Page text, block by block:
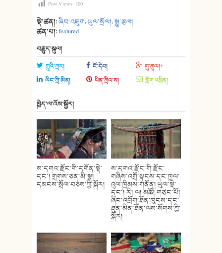
Post Views: 300
སྡེ་ཚན།:ཞིབ་འཇུག,ཡུལ་སྲོལ།,སྒྱུ་རྩལ།
ཚན་པ།:featured
བརྒྱུད་སྐུལ།
ཀྲུའི་ཀྲར། ངོ་དེབ།
གུ་ཀུལ།+
ལིང་ཀྲི་ཨིན།
པིན་ཀྲིའ་ས། གློག་འཕྲིན།
ཁྱེད་ལ་འོས་སྦྱོར།
ས་དགའ་རྫོང་གི་དགོན་སྡེ་
དང་། གྲགས་ཅན་མི་སྣ།
དམངས་སྲོལ་བཅས་ཀྱི་སྐོར།
ས་དགའ་རྫོང་གི་རྫོང་
གཞིས་འགྲོ་སྟངས་དང་ཁྲལ་
འུལ་ཁྲིམས་གནོན། ཡུལ་སྡེ་
དང་། རི། ལ། མཚོ། གཙང་པོ།
ཞིང་འབྲོག་ཐོན་ཁུངས་དང་
ཐུན་མིན་ཐོན་ལས་སོགས་ཀྱི་
སྐོར།